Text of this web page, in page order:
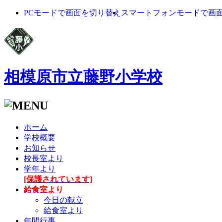
PCモードで画面を切り替え スマートフォンモードで画
相模原市立藤野小学校
ホーム
学校概要
お知らせ
校長室より
学年より
[保護されています]
給食室より
今日の献立
給食室より